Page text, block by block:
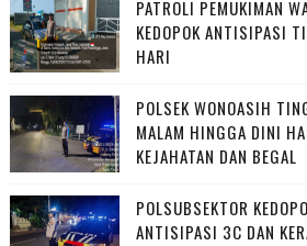
PATROLI PEMUKIMAN
KEDOPOK ANTISIPASI
HARI
POLSEK WONOASIH
MALAM HINGGA DINI
KEJAHATAN DAN BEGAL
POLSUBSEKTOR
ANTISIPASI 3C DAN